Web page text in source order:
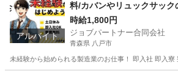
アルバイト
料/カバンやリュックサッ
時給1,800円
ジョブパートナー合同会社
青森県 八戸市
未経験から始められる製造業のお仕事！ 即入社 即入